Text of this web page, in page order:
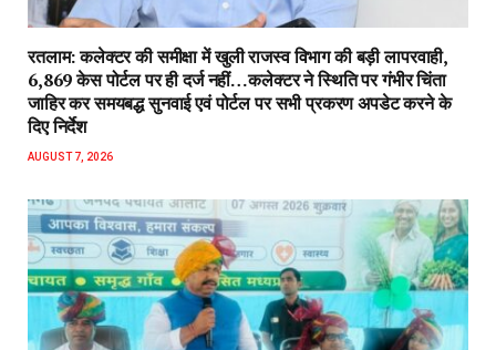
रतलाम: कलेक्टर की समीक्षा में खुली राजस्व विभाग की बड़ी लापरवाही,
6,869 केस पोर्टल पर ही दर्ज नहीं…कलेक्टर ने स्थिति पर गंभीर चिंता
जाहिर कर समयबद्ध सुनवाई एवं पोर्टल पर सभी प्रकरण अपडेट करने के
दिए निर्देश
AUGUST 7, 2026